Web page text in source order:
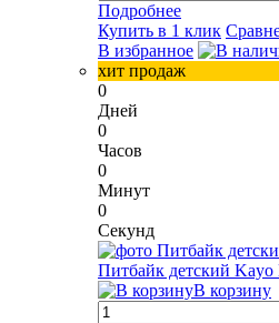
Подробнее
Купить в 1 клик
В избранное
хит продаж
0
Дней
0
Часов
0
Минут
0
Секунд
Питбайк детский
В корзину